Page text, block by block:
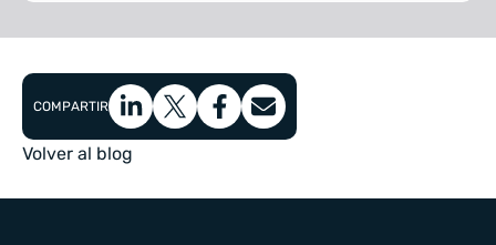
COMPARTIR
Volver al blog